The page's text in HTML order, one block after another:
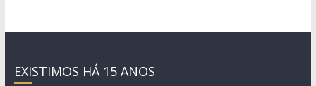
EXISTIMOS HÁ 15 ANOS